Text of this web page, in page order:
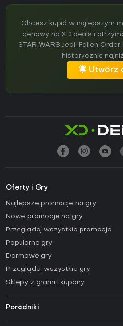
Chcesz kupić w najlepszym
cenowy na XD.deals i
STAR WARS Jedi: Fallen
historycznie
Utwórz
Oferty i Gry
Najlepsze promocje na gry
Nowe promocje na gry
Przeglądaj wszystkie promocje
Popularne gry
Darmowe gry
Przeglądaj wszystkie gry
Sklepy z grami i kupony
Poradniki